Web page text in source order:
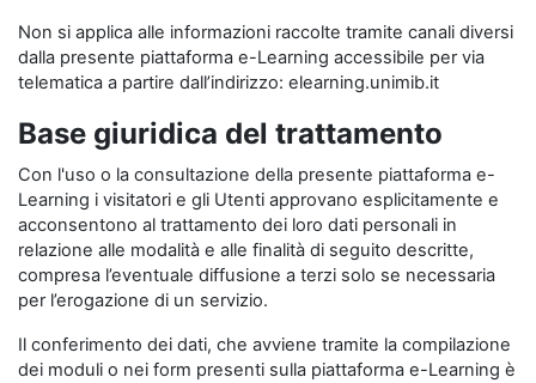
Non si applica alle informazioni raccolte tramite canali diversi
dalla presente piattaforma e-Learning accessibile per via
telematica a partire dall’indirizzo: elearning.unimib.it
Base giuridica del trattamento
Con l'uso o la consultazione della presente piattaforma e-
Learning i visitatori e gli Utenti approvano esplicitamente e
acconsentono al trattamento dei loro dati personali in
relazione alle modalità e alle finalità di seguito descritte,
compresa l’eventuale diffusione a terzi solo se necessaria
per l’erogazione di un servizio.
Il conferimento dei dati, che avviene tramite la compilazione
dei moduli o nei form presenti sulla piattaforma e-Learning è